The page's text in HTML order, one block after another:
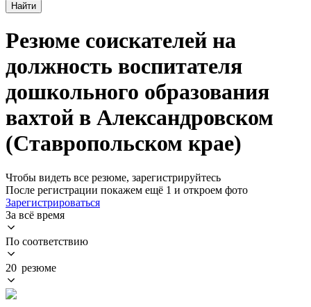
Найти
Резюме соискателей на
должность воспитателя
дошкольного образования
вахтой в Александровском
(Ставропольском крае)
Чтобы видеть все резюме, зарегистрируйтесь
После регистрации покажем ещё 1 и откроем фото
Зарегистрироваться
За всё время
По соответствию
20 резюме